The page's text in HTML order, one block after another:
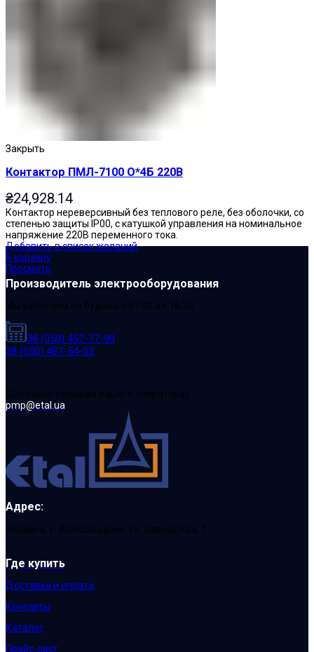
Закрыть
Контактор ПМЛ-7100 О*4Б 220В
₴24,928.14
Контактор нереверсивный без теплового реле, без оболочки, со
степенью защиты IP00, с катушкой управления на номинальное
напряжение 220В переменного тока.
Добавить в список желаний
В корзину
Просмотр
Производитель электрооборудования
Мы работаем по будням с 07:30 до 16:30
38 (050) 457-77-90
38 (050) 487-54-03
(Cогласно тарифам вашего оператора)
pmp@etal.ua
Адрес:
Украина, г. Александрия, ул. Заводская, 1
Где купить
Доставка и оплата
Контакты
Каталог
Прайс-лист